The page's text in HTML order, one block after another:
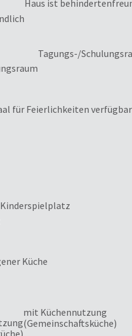
Haus ist
Tagungs-/
für Feierlichkeiten verfügbar
Kinderspielplatz
Küche
mit Küchennutzung
(Gemeinschaftsküche)